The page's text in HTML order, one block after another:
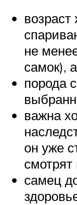
возраст
не
самок),
порода
важна
он уже
самец